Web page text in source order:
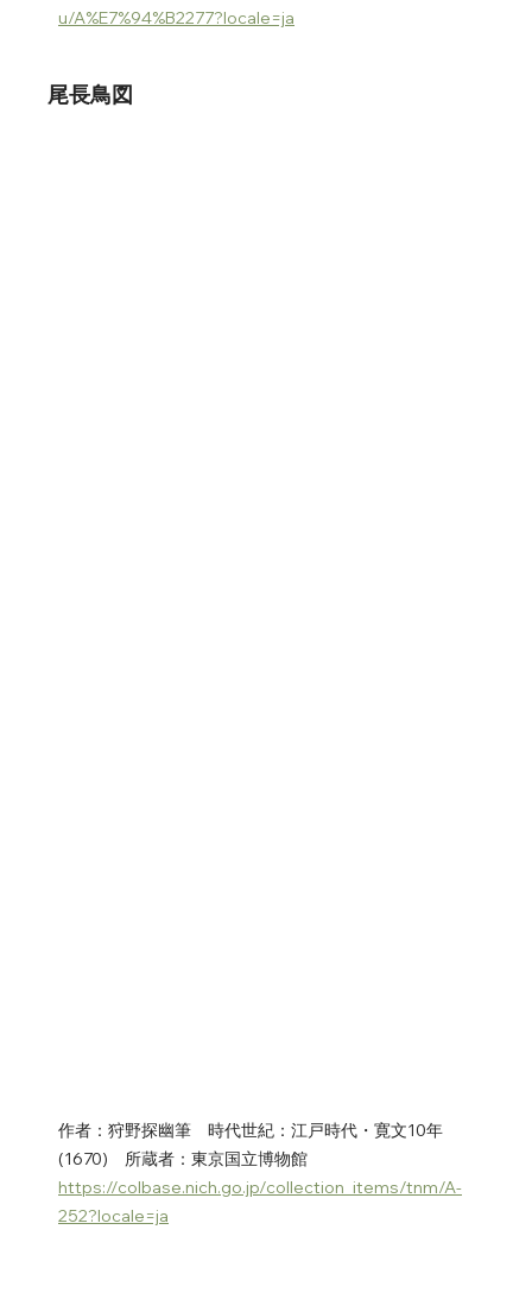
u/A%E7%94%B2277?locale=ja
尾長鳥図
作者：狩野探幽筆　時代世紀：江戸時代・寛文10年
(1670)　所蔵者：東京国立博物館
https://colbase.nich.go.jp/collection_items/tnm/A-
252?locale=ja